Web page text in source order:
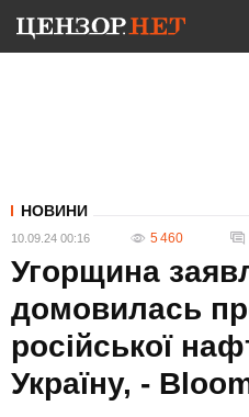
НОВИНИ
10.09.24 00:16 5 460
Угорщина
домовилась
російської
Україну, -